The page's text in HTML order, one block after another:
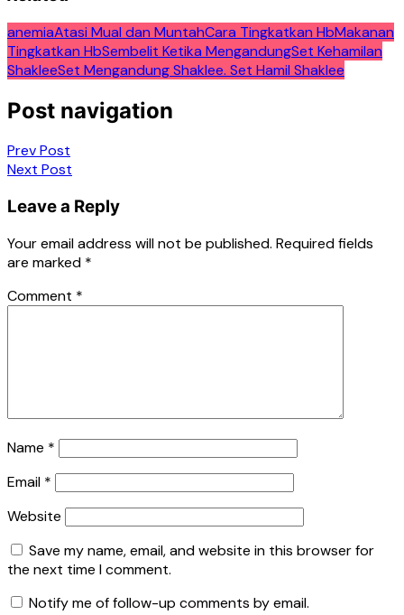
anemiaAtasi Mual dan MuntahCara Tingkatkan HbMakanan
Tingkatkan HbSembelit Ketika MengandungSet Kehamilan
ShakleeSet Mengandung Shaklee. Set Hamil Shaklee
Post navigation
Prev Post
Next Post
Leave a Reply
Your email address will not be published. Required fields
are marked *
Comment *
Name *
Email *
Website
Save my name, email, and website in this browser for
the next time I comment.
Notify me of follow-up comments by email.